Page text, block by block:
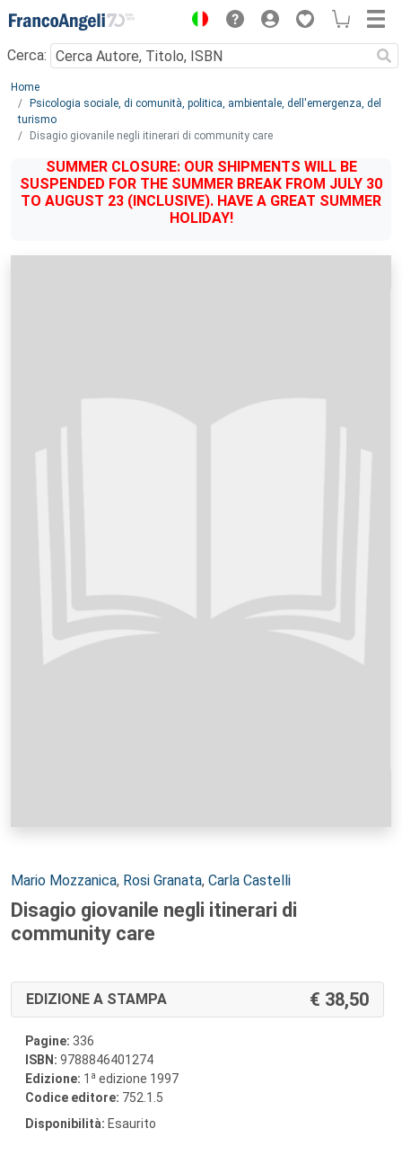
Menu
Cerca:
Main content
Home
Psicologia sociale, di comunità, politica, ambientale, dell'emergenza, del
turismo
Disagio giovanile negli itinerari di community care
SUMMER CLOSURE: OUR SHIPMENTS WILL BE
SUSPENDED FOR THE SUMMER BREAK FROM JULY 30
TO AUGUST 23 (INCLUSIVE). HAVE A GREAT SUMMER
HOLIDAY!
Autori:
Mario Mozzanica, Rosi Granata, Carla Castelli
Disagio giovanile negli itinerari di
community care
EDIZIONE A STAMPA 38,50
Pagine: 336
ISBN: 9788846401274
Edizione: 1 a edizione 1997
Codice editore: 752.1.5
Disponibilità: Esaurito